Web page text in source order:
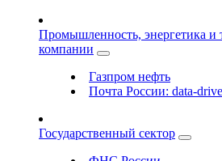
Промышленность, энергетика и
компании
Газпром нефть
Почта России: data-
Государственный сектор